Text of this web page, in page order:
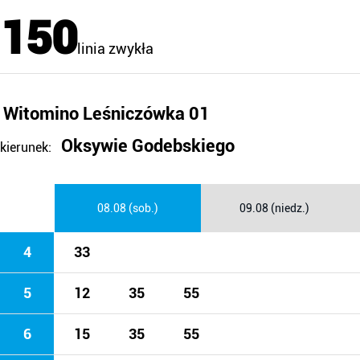
150linia zwykła
Witomino Leśniczówka 01
kierunek: Oksywie Godebskiego
08.08 (sob.) 09.08 (niedz.)
4 33
5 12 35 55
6 15 35 55